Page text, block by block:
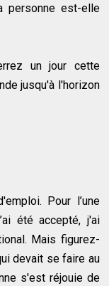
personne est-elle
un jour cette
jusqu'à l'horizon
Pour l’une
été accepté, j'ai
Mais figurez-
devait se faire au
s'est réjouie de